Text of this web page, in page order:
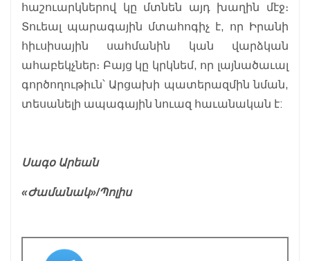
հաշուարկներով կը մտնեն այդ խաղին մէջ։
Տուեալ պարագային մտահոգիչ է, որ Իրանի
հիւսիսային սահմանին կան վարձկան
ահաբեկչներ։ Բայց կը կրկնեմ, որ լայնածաւալ
գործողութիւն՝ Արցախի պատերազմին նման,
տեսանելի ապագային նուազ հաւանական է:
Սագօ Արեան
«Ժամանակ»/Պոլիս